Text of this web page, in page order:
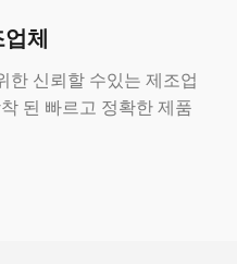
체
신뢰할 수있는 제조업
된 빠르고 정확한 제품